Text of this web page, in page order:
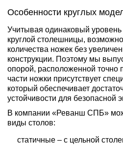
Особенности круглых
Учитывая одинаковый уровень
круглой столешницы,
количества ножек без
конструкции. Поэтому мы
опорой, расположенной точно
части ножки присутствует
который обеспечивает
устойчивости для безопасной
В компании «Реванш СПБ»
виды столов:
статичные – с цельной